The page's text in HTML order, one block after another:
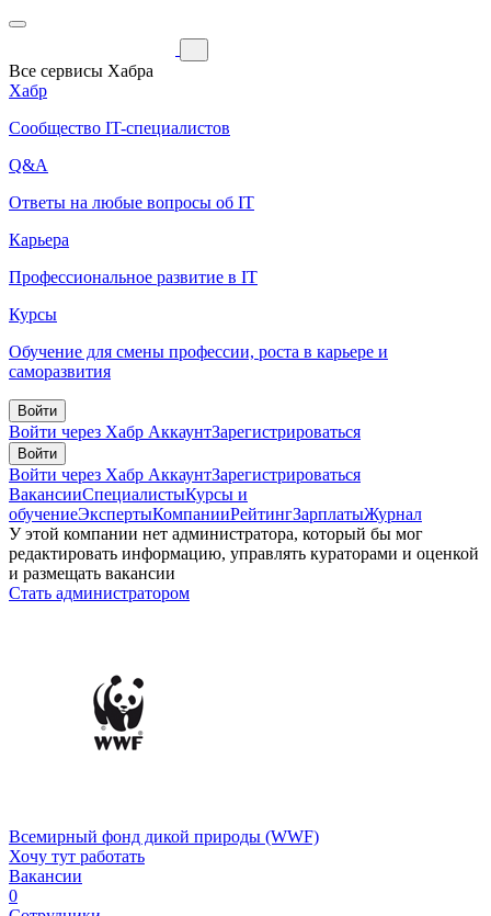
Все сервисы Хабра
Хабр
Сообщество IT-специалистов
Q&A
Ответы на любые вопросы об IT
Карьера
Профессиональное развитие в IT
Курсы
Обучение для смены профессии, роста в карьере и
саморазвития
Войти
Войти через Хабр АккаунтЗарегистрироваться
Войти
Войти через Хабр АккаунтЗарегистрироваться
ВакансииСпециалистыКурсы и
обучениеЭкспертыКомпанииРейтингЗарплатыЖурнал
У этой компании нет администратора, который бы мог
редактировать информацию, управлять кураторами и оценкой
и размещать вакансии
Стать администратором
Всемирный фонд дикой природы (WWF)
Хочу тут работать
Вакансии
0